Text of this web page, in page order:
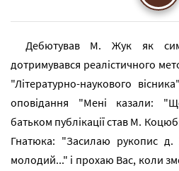
Дебютував М. Жук як
дотримувався реалістичного
"Літературно-наукового
оповідання "Мені казали:
батьком публікації став М.
Гнатюка: "Засилаю рукопис
молодий..." і прохаю Вас, коли